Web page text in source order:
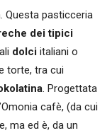
Questa pasticceria
dei tipici
dolci italiani o
torte, tra cui
. Progettata
cafè, (da cui
ma ed è, da un